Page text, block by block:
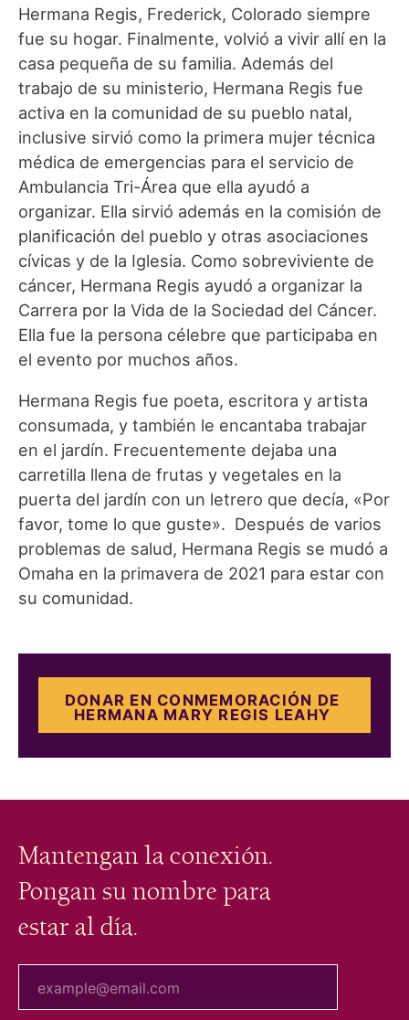
Hermana Regis, Frederick, Colorado siempre
fue su hogar. Finalmente, volvió a vivir allí en la
casa pequeña de su familia. Además del
trabajo de su ministerio, Hermana Regis fue
activa en la comunidad de su pueblo natal,
inclusive sirvió como la primera mujer técnica
médica de emergencias para el servicio de
Ambulancia Tri-Área que ella ayudó a
organizar. Ella sirvió además en la comisión de
planificación del pueblo y otras asociaciones
cívicas y de la Iglesia. Como sobreviviente de
cáncer, Hermana Regis ayudó a organizar la
Carrera por la Vida de la Sociedad del Cáncer.
Ella fue la persona célebre que participaba en
el evento por muchos años.
Hermana Regis fue poeta, escritora y artista
consumada, y también le encantaba trabajar
en el jardín. Frecuentemente dejaba una
carretilla llena de frutas y vegetales en la
puerta del jardín con un letrero que decía, «Por
favor, tome lo que guste». Después de varios
problemas de salud, Hermana Regis se mudó a
Omaha en la primavera de 2021 para estar con
su comunidad.
DONAR EN CONMEMORACIÓN DE
HERMANA MARY REGIS LEAHY
Mantengan la conexión.
Pongan su nombre para
estar al día.